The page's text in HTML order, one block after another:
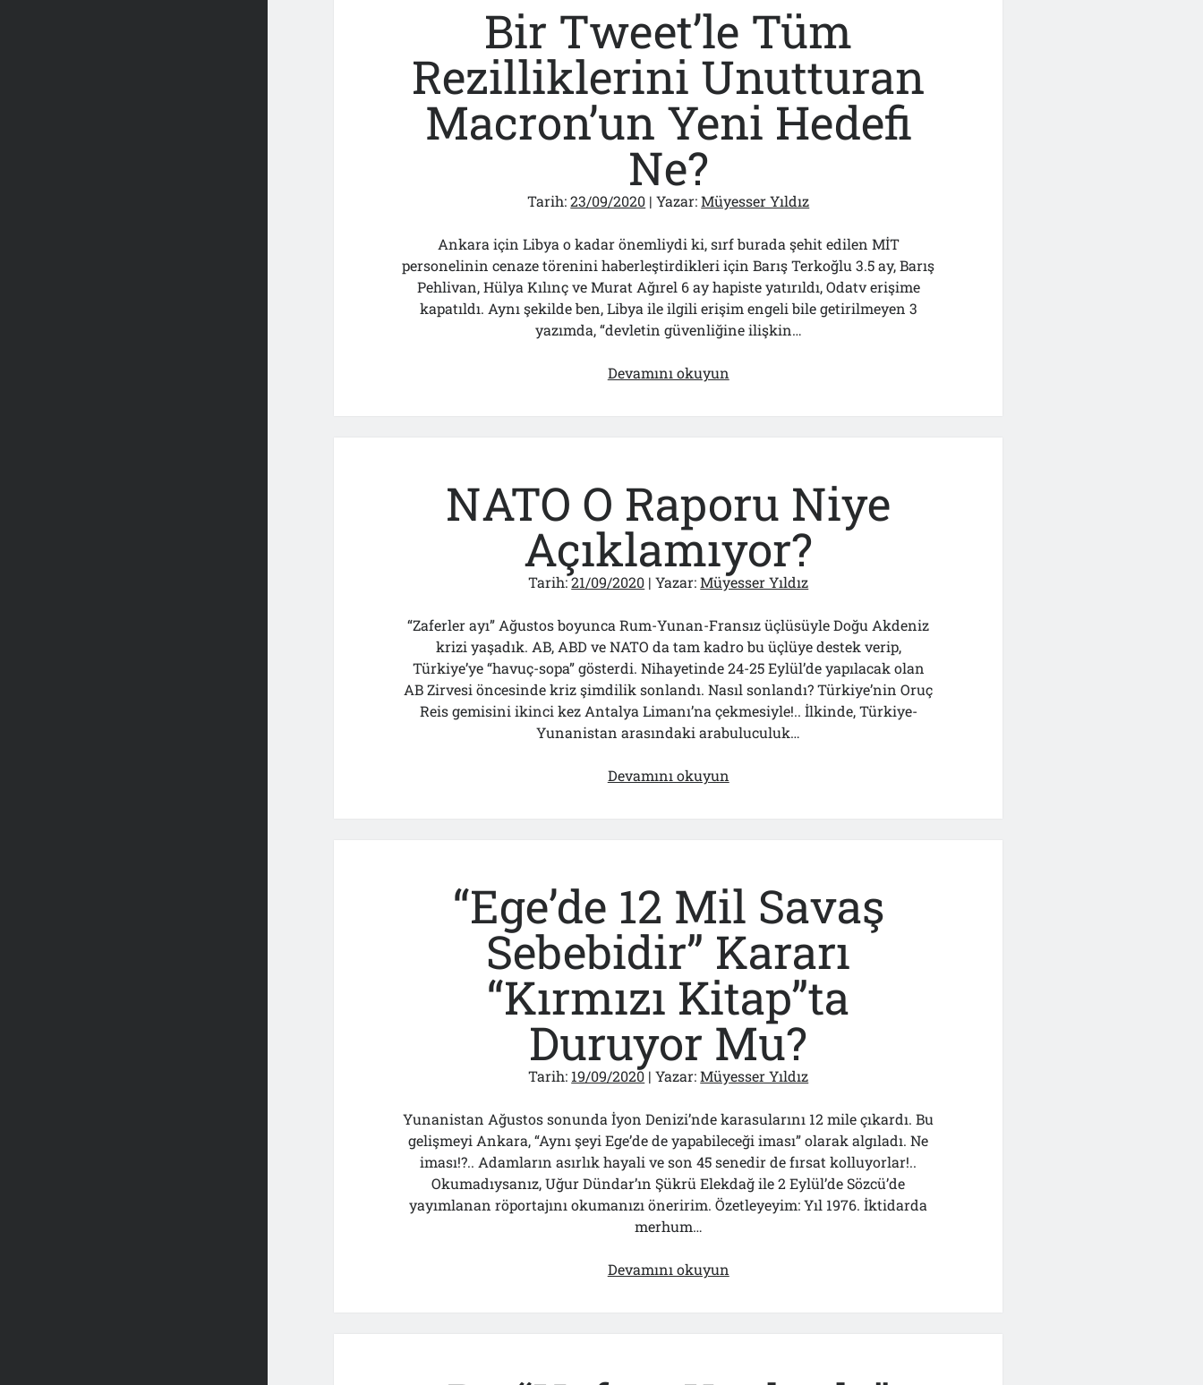
Bir Tweet’le Tüm
Rezilliklerini Unutturan
Macron’un Yeni Hedefi
Ne?
Tarih:23/09/2020 | Yazar:Müyesser Yıldız
Ankara için Libya o kadar önemliydi ki, sırf burada şehit edilen MİT
personelinin cenaze törenini haberleştirdikleri için Barış Terkoğlu 3.5 ay, Barış
Pehlivan, Hülya Kılınç ve Murat Ağırel 6 ay hapiste yatırıldı, Odatv erişime
kapatıldı. Aynı şekilde ben, Libya ile ilgili erişim engeli bile getirilmeyen 3
yazımda, “devletin güvenliğine ilişkin…
Devamını okuyun
Yeni
Hedefi
Ne?
NATO O Raporu Niye
Açıklamıyor?
Tarih:21/09/2020 | Yazar:Müyesser Yıldız
“Zaferler ayı” Ağustos boyunca Rum-Yunan-Fransız üçlüsüyle Doğu Akdeniz
krizi yaşadık. AB, ABD ve NATO da tam kadro bu üçlüye destek verip,
Türkiye’ye “havuç-sopa” gösterdi. Nihayetinde 24-25 Eylül’de yapılacak olan
AB Zirvesi öncesinde kriz şimdilik sonlandı. Nasıl sonlandı? Türkiye’nin Oruç
Reis gemisini ikinci kez Antalya Limanı’na çekmesiyle!.. İlkinde, Türkiye-
Yunanistan arasındaki arabuluculuk…
Devamını okuyun
“Ege’de 12 Mil Savaş
Sebebidir” Kararı
“Kırmızı Kitap”ta
Duruyor Mu?
Tarih: 19/09/2020 | Yazar:Müyesser Yıldız
Yunanistan Ağustos sonunda İyon Denizi’nde karasularını 12 mile çıkardı. Bu
gelişmeyi Ankara, “Aynı şeyi Ege’de de yapabileceği iması” olarak algıladı. Ne
iması!?.. Adamların asırlık hayali ve son 45 senedir de fırsat kolluyorlar!..
Okumadıysanız, Uğur Dündar’ın Şükrü Elekdağ ile 2 Eylül’de Sözcü’de
yayımlanan röportajını okumanızı öneririm. Özetleyeyim: Yıl 1976. İktidarda
merhum…
Devamını okuyun